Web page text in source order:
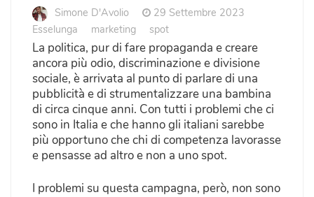
Simone D'Avolio
29 Settembre 2023
Esselunga
marketing spot
La politica, pur di fare propaganda e creare
ancora più odio, discriminazione e divisione
sociale, è arrivata al punto di parlare di una
pubblicità e di strumentalizzare una bambina
di circa cinque anni. Con tutti i problemi che ci
sono in Italia e che hanno gli italiani sarebbe
più opportuno che chi di competenza lavorasse
e pensasse ad altro e non a uno spot.
I problemi su questa campagna, però, non sono